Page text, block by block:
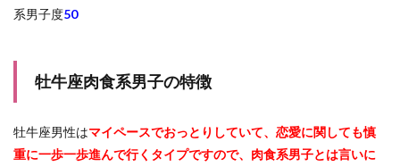
系男子度50
牡牛座肉食系男子の特徴
牡牛座男性はマイペースでおっとりしていて、恋愛に関しても慎
重に一歩一歩進んで行くタイプですので、肉食系男子とは言いに